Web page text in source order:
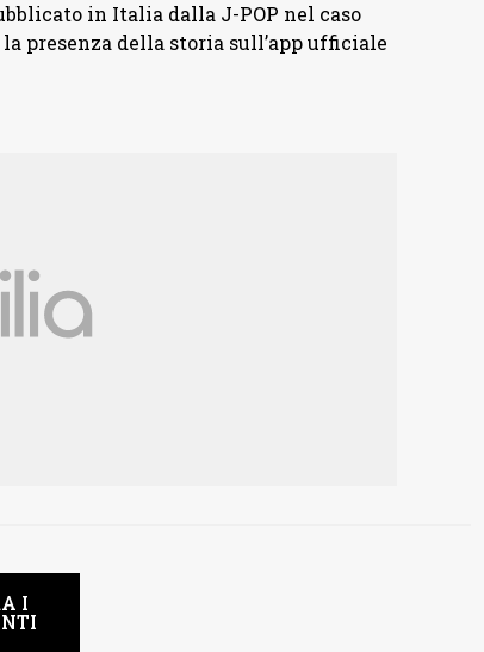
in Italia dalla J-POP nel caso
presenza della storia sull’app ufficiale
I